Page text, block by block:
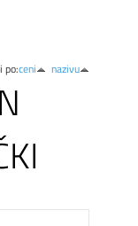
po:ceni nazivu